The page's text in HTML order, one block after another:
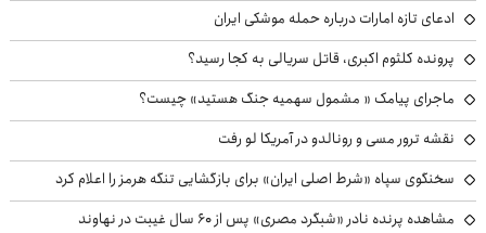
ادعای تازه امارات درباره حمله موشکی ایران
پرونده کلثوم اکبری، قاتل سریالی به کجا رسید؟
ماجرای پیامک « مشمول سهمیه جنگ هستید» چیست؟
نقشه ترور مسی و رونالدو در آمریکا لو رفت
سخنگوی سپاه «شرط اصلی ایران» برای بازگشایی تنگه هرمز را اعلام کرد
مشاهده پرنده نادر «شبگرد مصری» پس از ۶۰ سال غیبت در نهاوند